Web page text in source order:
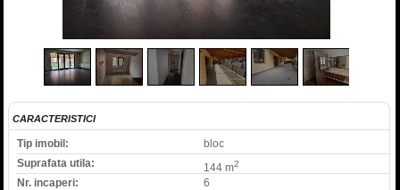
CARACTERISTICI
Tip imobil:
bloc
Suprafata utila:
144 m2
Nr. incaperi:
6